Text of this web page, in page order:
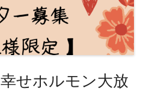
幸せホルモン大放